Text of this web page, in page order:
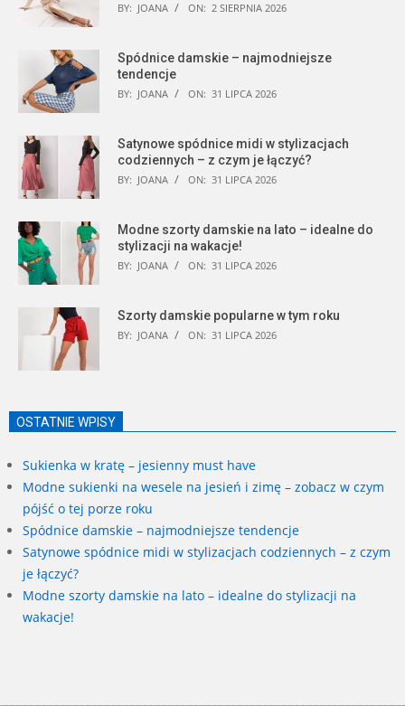
BY: JOANA ON: 2 SIERPNIA 2026
Spódnice damskie – najmodniejsze
tendencje
BY: JOANA ON: 31 LIPCA 2026
Satynowe spódnice midi w stylizacjach
codziennych – z czym je łączyć?
BY: JOANA ON: 31 LIPCA 2026
Modne szorty damskie na lato – idealne do
stylizacji na wakacje!
BY: JOANA ON: 31 LIPCA 2026
Szorty damskie popularne w tym roku
BY: JOANA ON: 31 LIPCA 2026
OSTATNIE WPISY
Sukienka w kratę – jesienny must have
Modne sukienki na wesele na jesień i zimę – zobacz w czym
pójść o tej porze roku
Spódnice damskie – najmodniejsze tendencje
Satynowe spódnice midi w stylizacjach codziennych – z czym
je łączyć?
Modne szorty damskie na lato – idealne do stylizacji na
wakacje!